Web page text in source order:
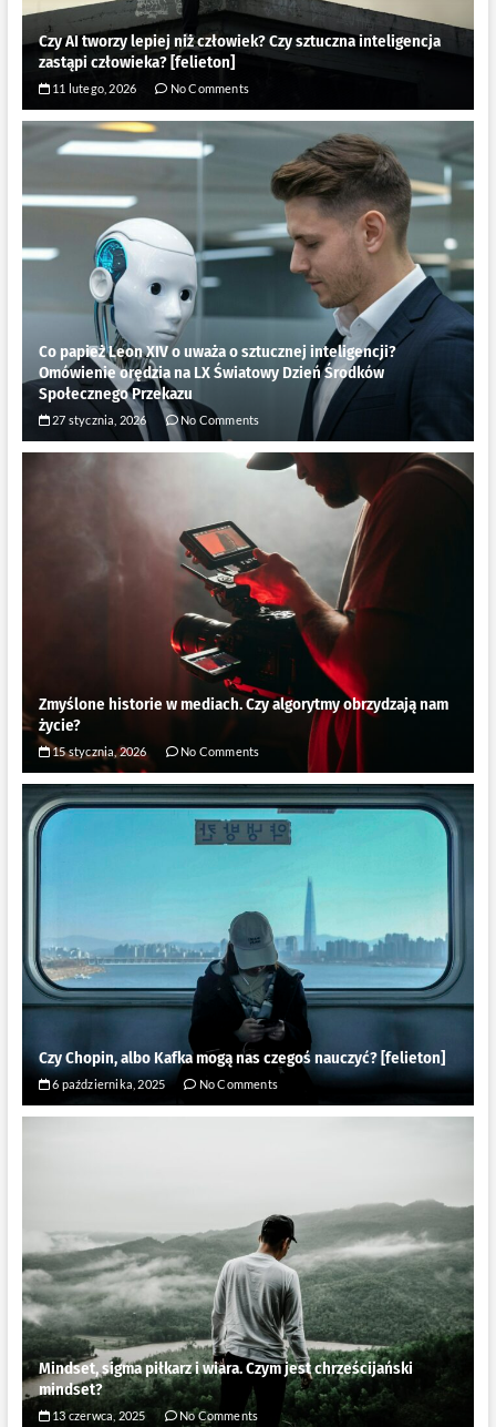
Czy AI tworzy lepiej niż człowiek? Czy sztuczna inteligencja
zastąpi człowieka? [felieton]
11 lutego, 2026 No Comments
Co papież Leon XIV o uważa o sztucznej inteligencji?
Omówienie orędzia na LX Światowy Dzień Środków
Społecznego Przekazu
27 stycznia, 2026 No Comments
Zmyślone historie w mediach. Czy algorytmy obrzydzają nam
życie?
15 stycznia, 2026 No Comments
Czy Chopin, albo Kafka mogą nas czegoś nauczyć? [felieton]
6 października, 2025 No Comments
Mindset, sigma piłkarz i wiara. Czym jest chrześcijański
mindset?
13 czerwca, 2025 No Comments